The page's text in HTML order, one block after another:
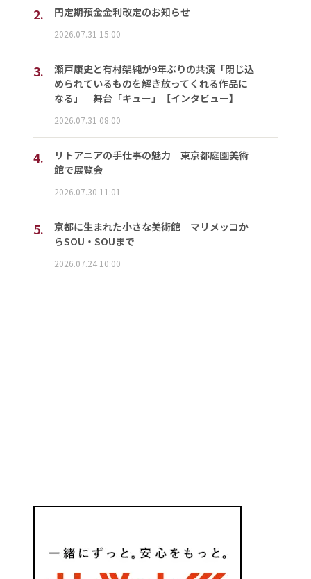
2. 円定期預金金利改定のお知らせ
2026.07.31 15:00
3.
瀬戸康史と有村架純が9年ぶりの共演「閉じ込
められているものを解き放ってくれる作品に
なる」 舞台「キュー」【インタビュー】
2026.07.31 08:00
4.
リトアニアの手仕事の魅力 東京都庭園美術
館で展覧会
2026.07.30 11:01
5.
京都に生まれた小さな美術館 マリメッコか
らSOU・SOUまで
2026.07.24 10:00